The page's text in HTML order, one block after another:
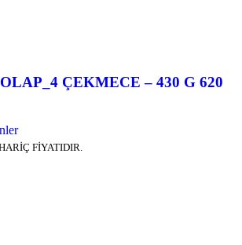
ÇEKMECE – 430 G 620
FİYATIDIR.